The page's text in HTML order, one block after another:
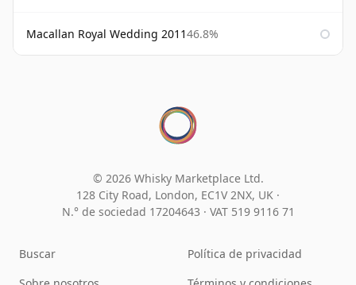
Macallan Royal Wedding 201146.8%
© 2026 Whisky Marketplace Ltd.
128 City Road, London, EC1V 2NX, UK ·
N.° de sociedad 17204643 · VAT 519 9116 71
Buscar
Política de privacidad